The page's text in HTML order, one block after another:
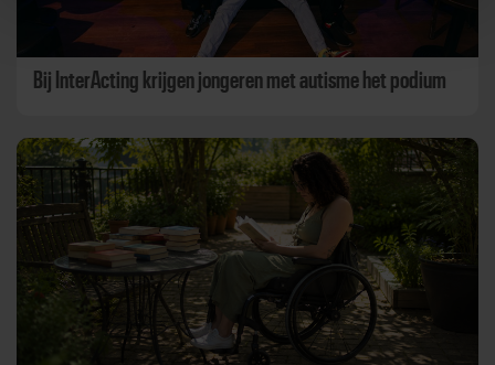
Bij InterActing krijgen jongeren met autisme het podium